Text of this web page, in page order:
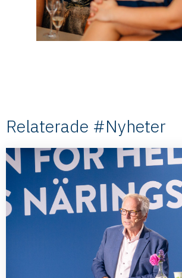
Relaterade #Nyheter